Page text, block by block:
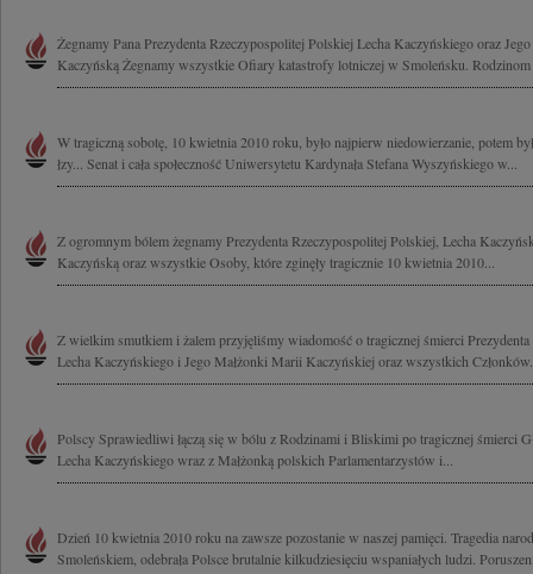
Żegnamy Pana Prezydenta Rzeczypospolitej Polskiej Lecha Kaczyńskiego oraz
Kaczyńską Żegnamy wszystkie Ofiary katastrofy lotniczej w Smoleńsku.
W tragiczną sobotę, 10 kwietnia 2010 roku, było najpierw niedowierzanie, potem
łzy... Senat i cała społeczność Uniwersytetu Kardynała Stefana Wyszyńskiego w...
Z ogromnym bólem żegnamy Prezydenta Rzeczypospolitej Polskiej, Lecha
Kaczyńską oraz wszystkie Osoby, które zginęły tragicznie 10 kwietnia 2010...
Z wielkim smutkiem i żalem przyjęliśmy wiadomość o tragicznej śmierci
Lecha Kaczyńskiego i Jego Małżonki Marii Kaczyńskiej oraz wszystkich
Polscy Sprawiedliwi łączą się w bólu z Rodzinami i Bliskimi po tragicznej śmierci
Lecha Kaczyńskiego wraz z Małżonką polskich Parlamentarzystów i...
Dzień 10 kwietnia 2010 roku na zawsze pozostanie w naszej pamięci. Tragedia
Smoleńskiem, odebrała Polsce brutalnie kilkudziesięciu wspaniałych ludzi.